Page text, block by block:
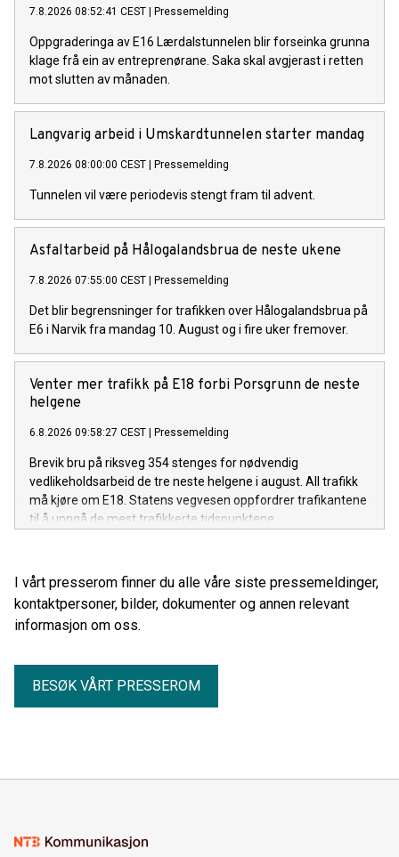
7.8.2026 08:52:41 CEST Pressemelding
Oppgraderinga av E16 Lærdalstunnelen blir forseinka grunna
klage frå ein av entreprenørane. Saka skal avgjerast i retten
mot slutten av månaden.
Langvarig arbeid i Umskardtunnelen starter mandag
7.8.2026 08:00:00 CEST Pressemelding
Tunnelen vil være periodevis stengt fram til advent.
Asfaltarbeid på Hålogalandsbrua de neste ukene
7.8.2026 07:55:00 CEST Pressemelding
Det blir begrensninger for trafikken over Hålogalandsbrua på
E6 i Narvik fra mandag 10. August og i fire uker fremover.
Venter mer trafikk på E18 forbi Porsgrunn de neste
helgene
6.8.2026 09:58:27 CEST Pressemelding
Brevik bru på riksveg 354 stenges for nødvendig
vedlikeholdsarbeid de tre neste helgene i august. All trafikk
må kjøre om E18. Statens vegvesen oppfordrer trafikantene
til å unngå de mest trafikkerte tidspunktene.
I vårt presserom finner du alle våre siste pressemeldinger,
kontaktpersoner, bilder, dokumenter og annen relevant
informasjon om oss.
BESØK VÅRT PRESSEROM